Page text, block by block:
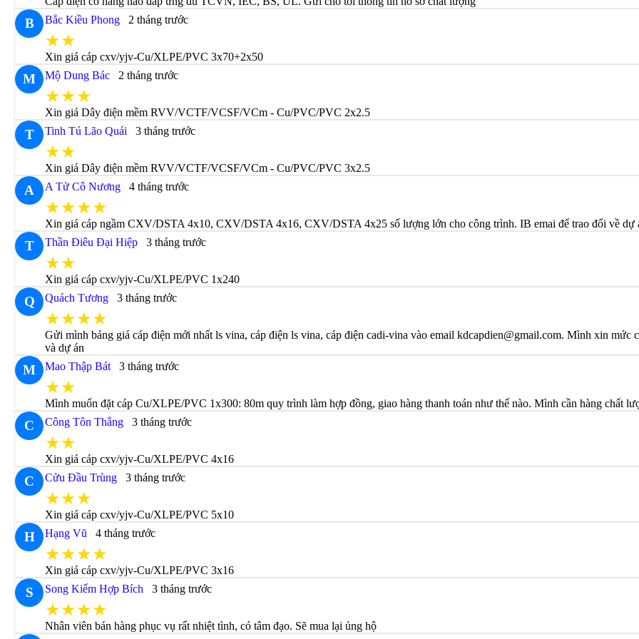
B Bắc Kiều Phong 2 tháng trước
★★
Xin giá cáp cxv/yjv-Cu/XLPE/PVC 3x70+2x50
M Mộ Dung Bác 2 tháng trước
★★★
Xin giá Dây điện mềm RVV/VCTF/VCSF/VCm - Cu/PVC/PVC 2x2.5
T Tinh Tú Lão Quái 3 tháng trước
★★
Xin giá Dây điện mềm RVV/VCTF/VCSF/VCm - Cu/PVC/PVC 3x2.5
A A Tử Cô Nương 4 tháng trước
★★★★
Xin giá cáp ngầm CXV/DSTA 4x10, CXV/DSTA 4x16, CXV/DSTA 4x25 số lượng lớn cho công trình. IB emai để trao đổi về dự
T Thần Điêu Đại Hiệp 3 tháng trước
★★
Xin giá cáp cxv/yjv-Cu/XLPE/PVC 1x240
Q Quách Tương 3 tháng trước
★★★★
Gửi mình bảng giá cáp điện mới nhất ls vina, cáp điện ls vina, cáp điện cadi-vina vào email kdcapdien@gmail.com. Mình xin mức
và dự án
M Mao Thập Bát 3 tháng trước
★★
Mình muốn đặt cáp Cu/XLPE/PVC 1x300: 80m quy trình làm hợp đồng, giao hàng thanh toán như thế nào. Mình cần hàng chất
C Công Tôn Thắng 3 tháng trước
★★
Xin giá cáp cxv/yjv-Cu/XLPE/PVC 4x16
C Cửu Đầu Trùng 3 tháng trước
★★★
Xin giá cáp cxv/yjv-Cu/XLPE/PVC 5x10
H Hạng Vũ 4 tháng trước
★★★★
Xin giá cáp cxv/yjv-Cu/XLPE/PVC 3x16
S Song Kiếm Hợp Bích 3 tháng trước
★★★★
Nhân viên bán hàng phục vụ rất nhiệt tình, có tâm đạo. Sẽ mua lại ủng hộ